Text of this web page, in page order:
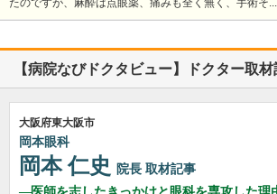
たのですが、麻酔は点眼薬、痛みも全く無く、手術そ...
【病院なびドクタビュー】ドクター取
大阪府東大阪市
岡本眼科
岡本 仁史 院長 取材記事